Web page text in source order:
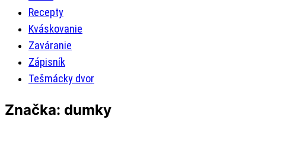
Recepty
Kváskovanie
Zaváranie
Zápisník
Tešmácky dvor
Značka: dumky